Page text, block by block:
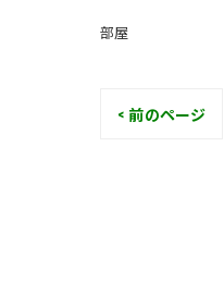
部屋
< 前のページ